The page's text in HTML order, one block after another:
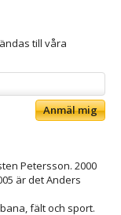
till våra
Anmäl mig
Petersson. 2000
är det Anders
fält och sport.